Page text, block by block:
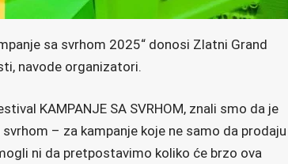
sa svrhom 2025“ donosi Zlatni Grand
navode organizatori.
KAMPANJE SA SVRHOM, znali smo da je
– za kampanje koje ne samo da prodaju
ni da pretpostavimo koliko će brzo ova